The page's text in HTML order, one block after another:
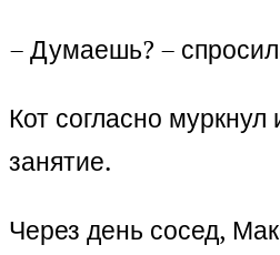
– Думаешь? –
Кот согласно
занятие.
Через день сосед,